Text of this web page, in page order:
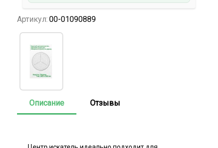
Артикул: 00-01090889
Описание Отзывы